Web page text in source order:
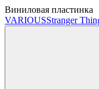
Виниловая пластинка
VARIOUSStranger